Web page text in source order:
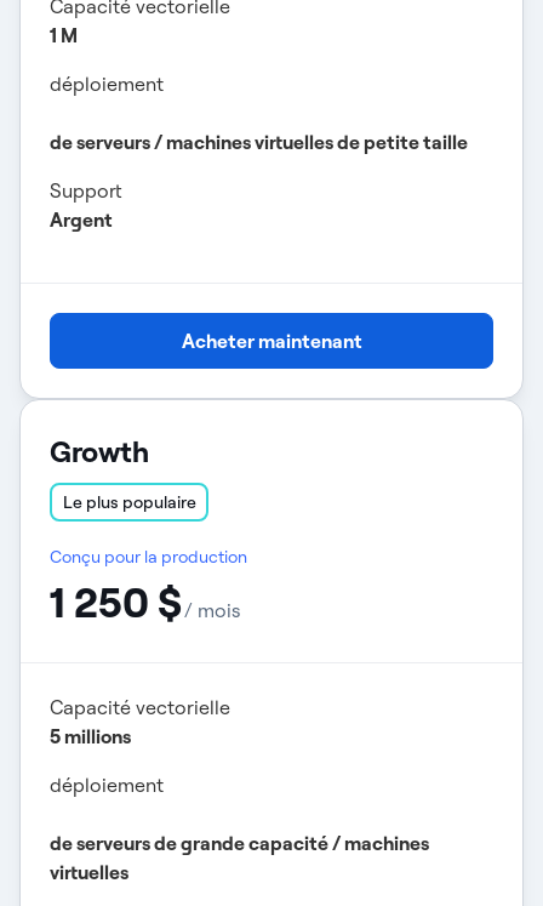
Capacité vectorielle
1 M
déploiement
de serveurs / machines virtuelles de petite taille
Support
Argent
Acheter maintenant
Growth
Le plus populaire
Conçu pour la production
1 250 $/ mois
Capacité vectorielle
5 millions
déploiement
de serveurs de grande capacité / machines
virtuelles